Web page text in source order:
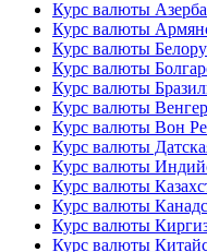
Курс валюты
Курс валюты
Курс валюты
Курс валюты
Курс валюты
Курс валюты
Курс валюты Вон
Курс валюты
Курс валюты
Курс валюты
Курс валюты
Курс валюты
Курс валюты